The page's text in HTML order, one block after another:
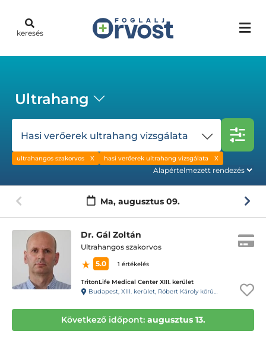
keresés
Ultrahang
Hasi verőerek ultrahang vizsgálata
ultrahangos szakorvos hasi verőerek ultrahang vizsgálata
Ma, augusztus 09.
Dr. Gál Zoltán
Ultrahangos szakorvos
5.0
1 értékelés
TritonLife Medical Center XIII. kerület
Budapest, XIII. kerület, Róbert Károly körút 64.
Következő időpont: augusztus 13.